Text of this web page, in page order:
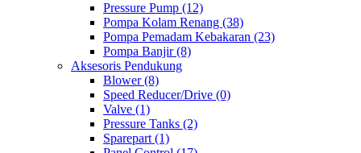
Pressure Pump (12)
Pompa Kolam Renang (38)
Pompa Pemadam Kebakaran (23)
Pompa Banjir (8)
Aksesoris Pendukung
Blower (8)
Speed Reducer/Drive (0)
Valve (1)
Pressure Tanks (2)
Sparepart (1)